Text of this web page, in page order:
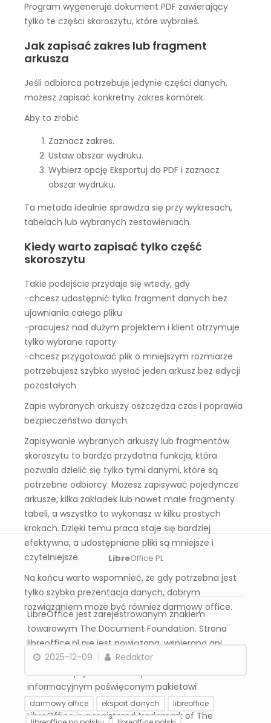
Program wygeneruje dokument PDF zawierający
tylko te części skoroszytu, które wybrałeś.
Jak zapisać zakres lub fragment
arkusza
Jeśli odbiorca potrzebuje jedynie części danych,
możesz zapisać konkretny zakres komórek.
Aby to zrobić
Zaznacz zakres.
Ustaw obszar wydruku.
Wybierz opcję Eksportuj do PDF i zaznacz
obszar wydruku.
Ta metoda idealnie sprawdza się przy wykresach,
tabelach lub wybranych zestawieniach.
Kiedy warto zapisać tylko część
skoroszytu
Takie podejście przydaje się wtedy, gdy
-chcesz udostępnić tylko fragment danych bez
ujawniania całego pliku
-pracujesz nad dużym projektem i klient otrzymuje
tylko wybrane raporty
-chcesz przygotować plik o mniejszym rozmiarze
potrzebujesz szybko wysłać jeden arkusz bez edycji
pozostałych
Zapis wybranych arkuszy oszczędza czas i poprawia
bezpieczeństwo danych.
Zapisywanie wybranych arkuszy lub fragmentów
skoroszytu to bardzo przydatna funkcja, która
pozwala dzielić się tylko tymi danymi, które są
potrzebne odbiorcy. Możesz zapisywać pojedyncze
arkusze, kilka zakładek lub nawet małe fragmenty
tabeli, a wszystko to wykonasz w kilku prostych
krokach. Dzięki temu praca staje się bardziej
efektywna, a udostępniane pliki są mniejsze i
czytelniejsze.
Na końcu warto wspomnieć, że gdy potrzebna jest
tylko szybka prezentacja danych, dobrym
rozwiązaniem może być również darmowy office.
2025-12-09 Redaktor
darmowy office eksport danych
libreoffice
LibreOffice PL
LibreOffice jest zarejestrowanym znakiem
towarowym The Document Foundation. Strona
libreoffice.pl nie jest powiązana, wspierana ani
zatwierdzona przez The Document Foundation.
informacyjnym poświęconym pakietowi
LibreOffice.
LibreOffice is a registered trademark of The